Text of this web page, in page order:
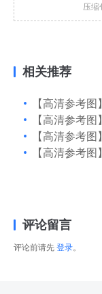
压缩
相关推荐
【高清参考图
【高清参考
【高清参考图
【高清参考
评论留言
评论前请先 登录。